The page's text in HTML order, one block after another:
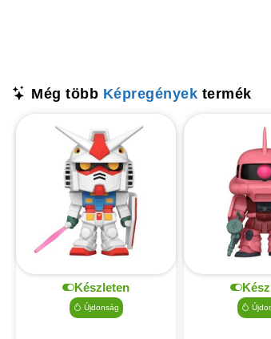
Még több Képregények termék
Készleten
Újdonság